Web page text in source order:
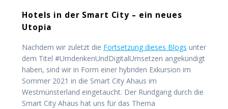
Hotels in der Smart City – ein neues
Utopia
Nachdem wir zuletzt die Fortsetzung dieses Blogs unter
dem Titel #UmdenkenUndDigitalUmsetzen angekündigt
haben, sind wir in Form einer hybriden Exkursion im
Sommer 2021 in die Smart City Ahaus im
Westmünsterland eingetaucht. Der Rundgang durch die
Smart City Ahaus hat uns für das Thema